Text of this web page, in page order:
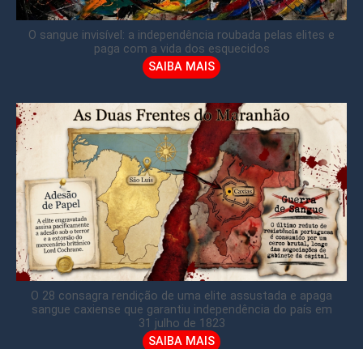
O sangue invisível: a independência roubada pelas elites e
paga com a vida dos esquecidos
SAIBA MAIS
O 28 consagra rendição de uma elite assustada e apaga
sangue caxiense que garantiu independência do país em
31 julho de 1823
SAIBA MAIS